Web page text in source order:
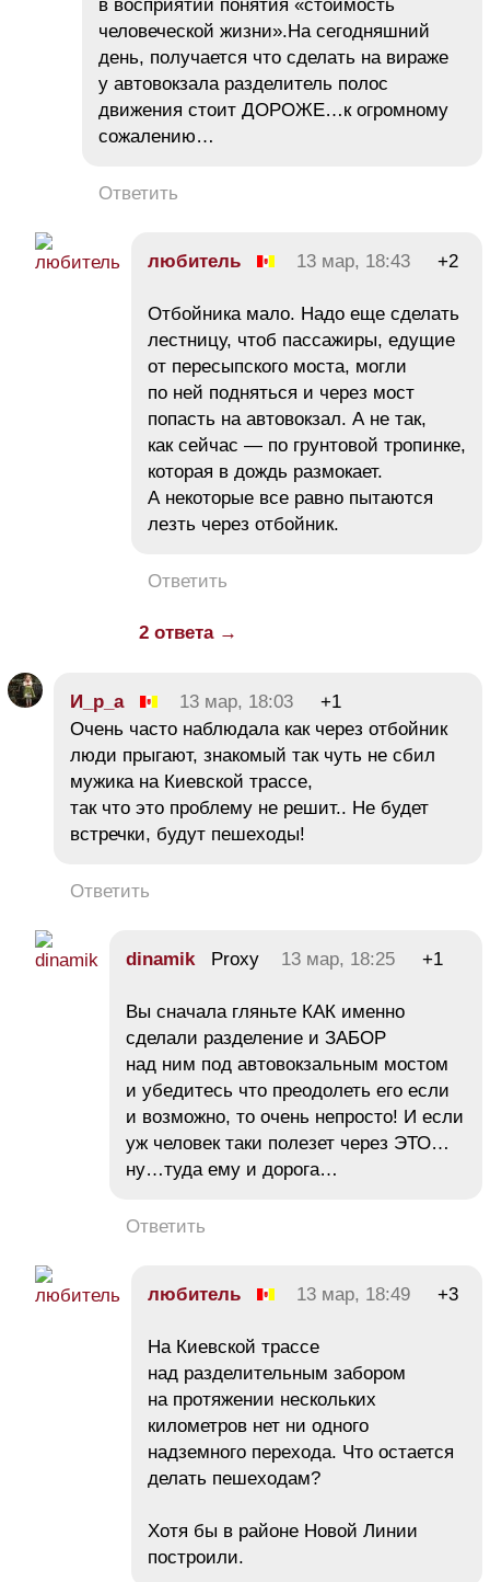
в восприятии понятия «стоимость
человеческой жизни».На сегодняшний
день, получается что сделать на вираже
у автовокзала разделитель полос
движения стоит ДОРОЖЕ…к огромному
сожалению…
Ответить
любитель 13 мар, 18:43 +2
Отбойника мало. Надо еще сделать
лестницу, чтоб пассажиры, едущие
от пересыпского моста, могли
по ней подняться и через мост
попасть на автовокзал. А не так,
как сейчас — по грунтовой тропинке,
которая в дождь размокает.
А некоторые все равно пытаются
лезть через отбойник.
Ответить
2 ответа →
И_р_а 13 мар, 18:03
+1
Очень часто наблюдала как через отбойник
люди прыгают, знакомый так чуть не сбил
мужика на Киевской трассе,
так что это проблему не решит.. Не будет
встречки, будут пешеходы!
Ответить
dinamik Proxy 13 мар, 18:25 +1
Вы сначала гляньте КАК именно
сделали разделение и ЗАБОР
над ним под автовокзальным мостом
и убедитесь что преодолеть его если
и возможно, то очень непросто! И если
уж человек таки полезет через ЭТО…
ну…туда ему и дорога…
Ответить
любитель 13 мар, 18:49 +3
На Киевской трассе
над разделительным забором
на протяжении нескольких
километров нет ни одного
надземного перехода. Что остается
делать пешеходам?
Хотя бы в районе Новой Линии
построили.